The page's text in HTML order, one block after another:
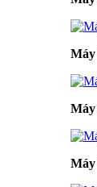
Máy
Máy